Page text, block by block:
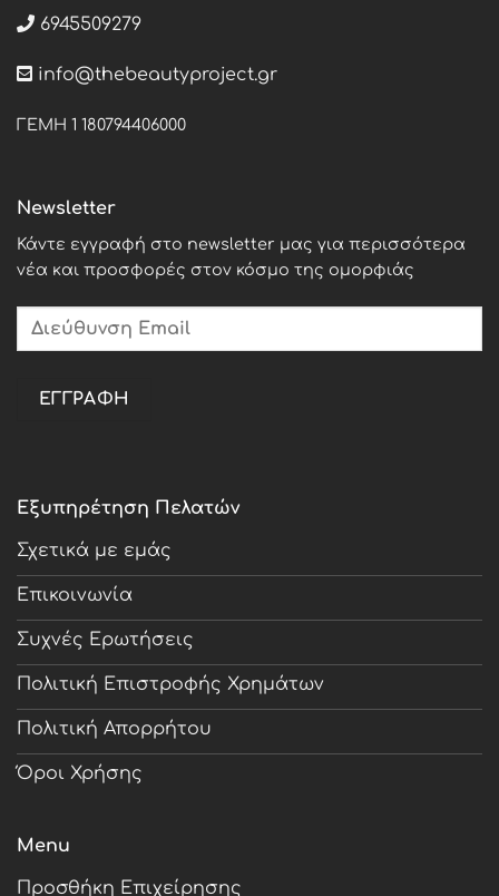
6945509279
info@thebeautyproject.gr
ΓΕΜΗ 1 180794406000
Εξυπηρέτηση Πελατών
Σχετικά με εμάς
Επικοινωνία
Συχνές Ερωτήσεις
Πολιτική Επιστροφής Χρημάτων
Πολιτική Απορρήτου
Όροι Χρήσης
Menu
Προσθήκη Επιχείρησης
Newsletter
Κάντε εγγραφή στο newsletter μας για περισσότερα
νέα και προσφορές στον κόσμο της ομορφιάς